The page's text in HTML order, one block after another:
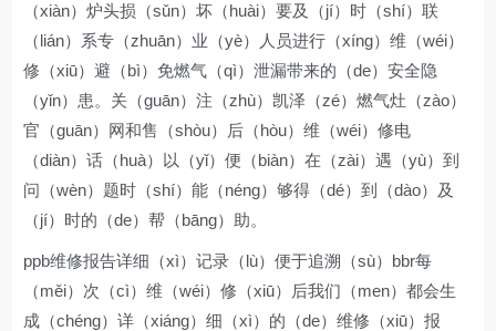
（xiàn）炉头损（sǔn）坏（huài）要及（jí）时（shí）联
（lián）系专（zhuān）业（yè）人员进行（xíng）维（wéi）
修（xiū）避（bì）免燃气（qì）泄漏带来的（de）安全隐
（yǐn）患。关（guān）注（zhù）凯泽（zé）燃气灶（zào）
官（guān）网和售（shòu）后（hòu）维（wéi）修电
（diàn）话（huà）以（yǐ）便（biàn）在（zài）遇（yù）到
问（wèn）题时（shí）能（néng）够得（dé）到（dào）及
（jí）时的（de）帮（bāng）助。
ppb维修报告详细（xì）记录（lù）便于追溯（sù）bbr每
（měi）次（cì）维（wéi）修（xiū）后我们（men）都会生
成（chéng）详（xiáng）细（xì）的（de）维修（xiū）报